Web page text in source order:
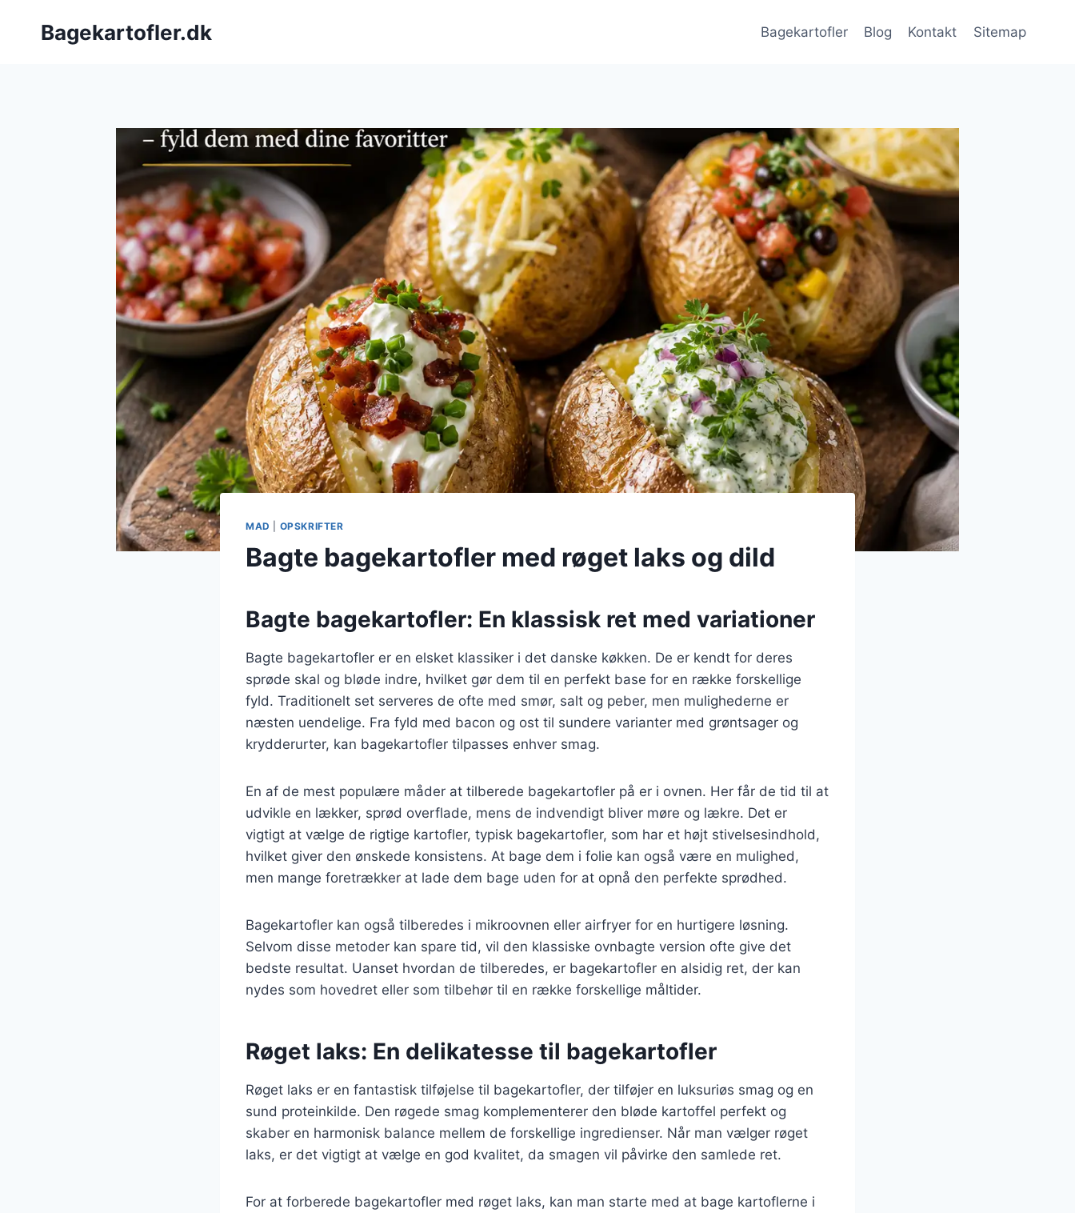
Bagekartofler.dk Bagekartofler Blog Kontakt Sitemap
MAD OPSKRIFTER
Bagte bagekartofler med røget laks og dild
Bagte bagekartofler: En klassisk ret med variationer
Bagte bagekartofler er en elsket klassiker i det danske køkken. De er kendt for deres
sprøde skal og bløde indre, hvilket gør dem til en perfekt base for en række forskellige
fyld. Traditionelt set serveres de ofte med smør, salt og peber, men mulighederne er
næsten uendelige. Fra fyld med bacon og ost til sundere varianter med grøntsager og
krydderurter, kan bagekartofler tilpasses enhver smag.
En af de mest populære måder at tilberede bagekartofler på er i ovnen. Her får de tid til at
udvikle en lækker, sprød overflade, mens de indvendigt bliver møre og lækre. Det er
vigtigt at vælge de rigtige kartofler, typisk bagekartofler, som har et højt stivelsesindhold,
hvilket giver den ønskede konsistens. At bage dem i folie kan også være en mulighed,
men mange foretrækker at lade dem bage uden for at opnå den perfekte sprødhed.
Bagekartofler kan også tilberedes i mikroovnen eller airfryer for en hurtigere løsning.
Selvom disse metoder kan spare tid, vil den klassiske ovnbagte version ofte give det
bedste resultat. Uanset hvordan de tilberedes, er bagekartofler en alsidig ret, der kan
nydes som hovedret eller som tilbehør til en række forskellige måltider.
Røget laks: En delikatesse til bagekartofler
Røget laks er en fantastisk tilføjelse til bagekartofler, der tilføjer en luksuriøs smag og en
sund proteinkilde. Den røgede smag komplementerer den bløde kartoffel perfekt og
skaber en harmonisk balance mellem de forskellige ingredienser. Når man vælger røget
laks, er det vigtigt at vælge en god kvalitet, da smagen vil påvirke den samlede ret.
For at forberede bagekartofler med røget laks, kan man starte med at bage kartoflerne i